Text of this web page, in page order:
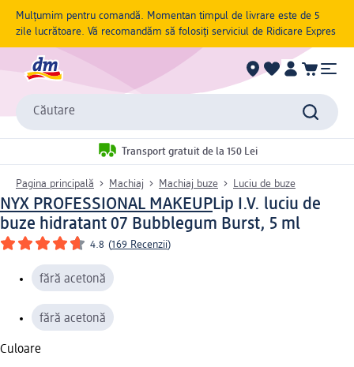
Mulțumim pentru comandă. Momentan timpul de livrare este de 5
zile lucrătoare. Vă recomandăm să folosiți serviciul de Ridicare Expres
Căutare
Transport gratuit de la 150 Lei
Pagina principală Machiaj Machiaj buze Luciu de buze
NYX PROFESSIONAL MAKEUPLip I.V. luciu de
buze hidratant 07 Bubblegum Burst, 5 ml
4.8 (169 Recenzii)
fără acetonă
fără acetonă
Culoare